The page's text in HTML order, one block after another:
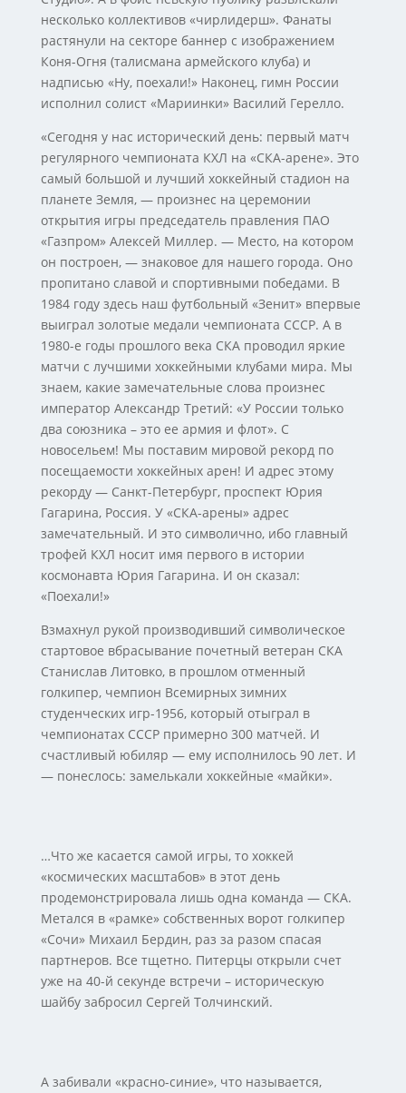
несколько коллективов «чирлидерш». Фанаты
растянули на секторе баннер с изображением
Коня-Огня (талисмана армейского клуба) и
надписью «Ну, поехали!» Наконец, гимн России
исполнил солист «Мариинки» Василий Герелло.
«Сегодня у нас исторический день: первый матч
регулярного чемпионата КХЛ на «СКА-арене». Это
самый большой и лучший хоккейный стадион на
планете Земля, — произнес на церемонии
открытия игры председатель правления ПАО
«Газпром» Алексей Миллер. — Место, на котором
он построен, — знаковое для нашего города. Оно
пропитано славой и спортивными победами. В
1984 году здесь наш футбольный «Зенит» впервые
выиграл золотые медали чемпионата СССР. А в
1980-е годы прошлого века СКА проводил яркие
матчи с лучшими хоккейными клубами мира. Мы
знаем, какие замечательные слова произнес
император Александр Третий: «У России только
два союзника – это ее армия и флот». С
новосельем! Мы поставим мировой рекорд по
посещаемости хоккейных арен! И адрес этому
рекорду — Санкт-Петербург, проспект Юрия
Гагарина, Россия. У «СКА-арены» адрес
замечательный. И это символично, ибо главный
трофей КХЛ носит имя первого в истории
космонавта Юрия Гагарина. И он сказал:
«Поехали!»
Взмахнул рукой производивший символическое
стартовое вбрасывание почетный ветеран СКА
Станислав Литовко, в прошлом отменный
голкипер, чемпион Всемирных зимних
студенческих игр-1956, который отыграл в
чемпионатах СССР примерно 300 матчей. И
счастливый юбиляр — ему исполнилось 90 лет. И
— понеслось: замелькали хоккейные «майки».
…Что же касается самой игры, то хоккей
«космических масштабов» в этот день
продемонстрировала лишь одна команда — СКА.
Метался в «рамке» собственных ворот голкипер
«Сочи» Михаил Бердин, раз за разом спасая
партнеров. Все тщетно. Питерцы открыли счет
уже на 40-й секунде встречи – историческую
шайбу забросил Сергей Толчинский.
А забивали «красно-синие», что называется,